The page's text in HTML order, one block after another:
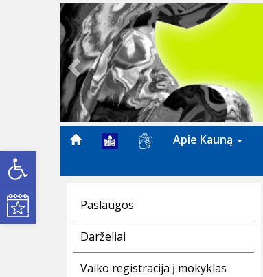
Open toolbar
Kultūros renginiai
Previous
Apie Kauną
Paslaugos
Darželiai
Vaiko registracija į mokyklas